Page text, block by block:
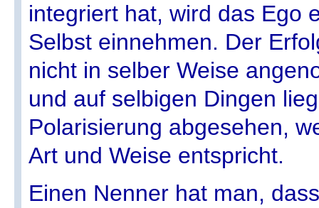
integriert hat, wird das Ego
Selbst einnehmen. Der
nicht in selber Weise
und auf selbigen Dingen
Polarisierung abgesehen,
Art und Weise entspricht.
Einen Nenner hat man,